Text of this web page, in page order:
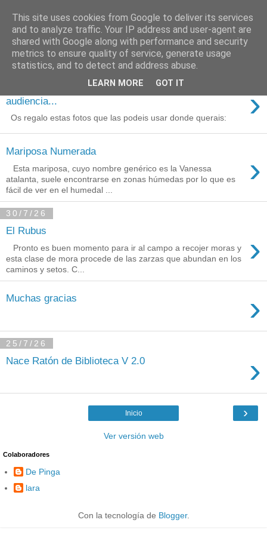
Está de pinga
3/8/26
Agradecimientos a Ares por su
audiencia...
›
Os regalo estas fotos que las podeis usar donde querais:
Mariposa Numerada ›
Esta mariposa, cuyo nombre genérico es la Vanessa
atalanta, suele encontrarse en zonas húmedas por lo que es
fácil de ver en el humedal ...
30/7/26
El Rubus ›
Pronto es buen momento para ir al campo a recojer moras y
esta clase de mora procede de las zarzas que abundan en los
caminos y setos. C...
Muchas gracias ›
25/7/26
Nace Ratón de Biblioteca V 2.0 ›
›
Inicio
Ver versión web
Colaboradores
De Pinga
lara
Con la tecnología de Blogger.
This site uses cookies from Google to deliver its services
and to analyze traffic. Your IP address and user-agent are
shared with Google along with performance and security
metrics to ensure quality of service, generate usage
statistics, and to detect and address abuse.
LEARN MORE GOT IT